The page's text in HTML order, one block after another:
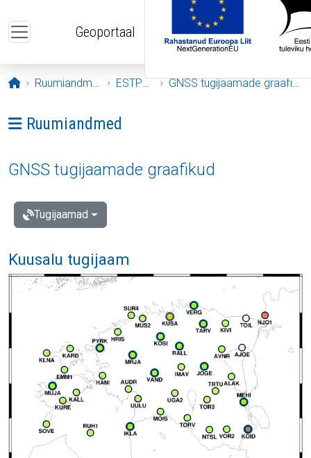
Geoportaal
Avaleht
Ruumiandmed ESTPOS GNSS tugijaamade graafikud
Ava menüü: Ruumiandmed
Ruumiandmed
GNSS tugijaamade graafikud
Tugijaamad
Kuusalu tugijaam